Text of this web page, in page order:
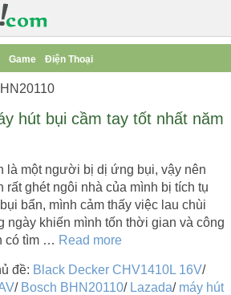
Game Điện Thoại
hút bụi cầm tay tốt nhất năm
là một người bị dị ứng bụi, vậy nên
rất ghét ngôi nhà của mình bị tích tụ
bẩn, mình cảm thấy việc lau chùi
ngày khiến mình tốn thời gian và công
có tìm … Read more
đề: Black Decker CHV1410L 16V/
/ Bosch BHN20110/ Lazada/ máy hút